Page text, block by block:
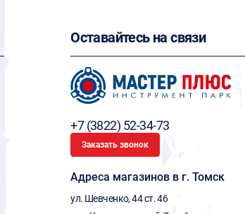
Оставайтесь на связи
+7 (3822) 52-34-73
Заказать звонок
Адреса магазинов в г. Томск
ул. Шевченко, 44 ст. 46